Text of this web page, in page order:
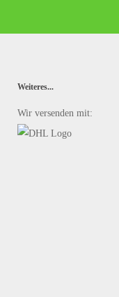
Weiteres...
Wir versenden mit: